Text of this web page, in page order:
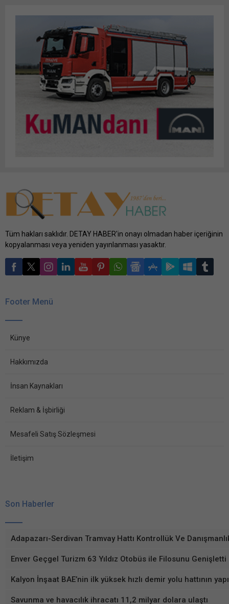
Tüm hakları saklıdır. DETAY HABER'in onayı olmadan haber içeriğinin
kopyalanması veya yeniden yayınlanması yasaktır.
Footer Menü
Künye
Hakkımızda
İnsan Kaynakları
Reklam & İşbirliği
Mesafeli Satış Sözleşmesi
İletişim
Son Haberler
Adapazarı-Serdivan Tramvay Hattı Kontrollük Ve
Enver Geçgel Turizm 63 Yıldız Otobüs ile Filosunu Genişletti
Kalyon İnşaat BAE’nin ilk yüksek hızlı demir yolu hattının
Savunma ve havacılık ihracatı 11,2 milyar dolara ulaştı